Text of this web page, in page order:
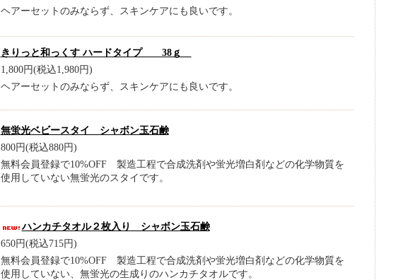
ヘアーセットのみならず、スキンケアにも良いです。
きりっと和っくす ハードタイプ 38ｇ
1,800円(税込1,980円)
ヘアーセットのみならず、スキンケアにも良いです。
無蛍光ベビースタイ シャボン玉石鹸
800円(税込880円)
無料会員登録で10%OFF 製造工程で合成洗剤や蛍光増白剤などの化学物質を
使用していない無蛍光のスタイです。
ハンカチタオル２枚入り シャボン玉石鹸
650円(税込715円)
無料会員登録で10%OFF 製造工程で合成洗剤や蛍光増白剤などの化学物質を
使用していない、無蛍光の生成りのハンカチタオルです。